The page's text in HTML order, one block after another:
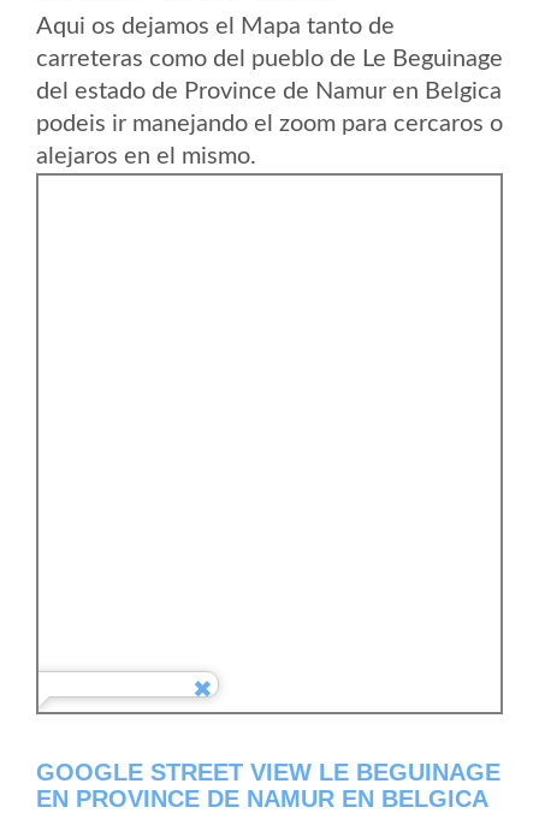
Aqui os dejamos el Mapa tanto de
carreteras como del pueblo de Le Beguinage
del estado de Province de Namur en Belgica
podeis ir manejando el zoom para cercaros o
alejaros en el mismo.
GOOGLE STREET VIEW LE BEGUINAGE
EN PROVINCE DE NAMUR EN BELGICA